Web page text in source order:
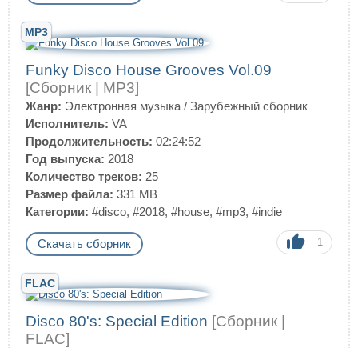
MP3
Funky Disco House Grooves Vol.09
[Сборник | MP3]
Жанр: Электронная музыка / Зарубежный сборник
Исполнитель: VA
Продолжительность: 02:24:52
Год выпуска: 2018
Количество треков: 25
Размер файла: 331 MB
Категории: #disco, #2018, #house, #mp3, #indie
Скачать сборник 1
FLAC
Disco 80's: Special Edition [Сборник |
FLAC]